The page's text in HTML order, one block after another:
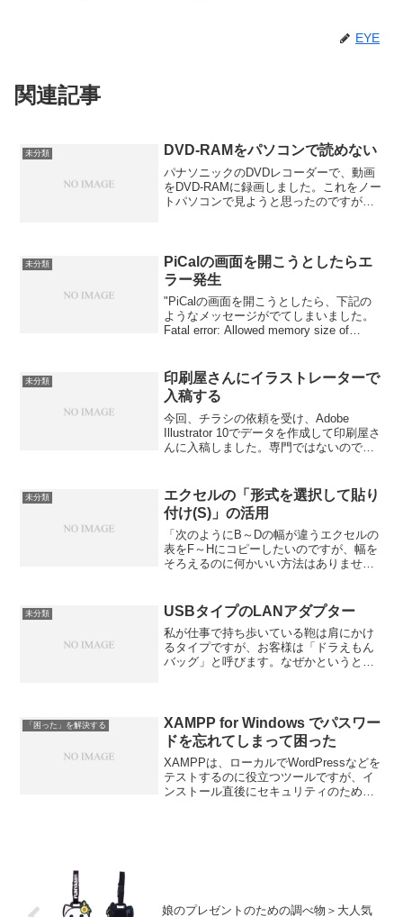
EYE
関連記事
未分類 DVD-RAMをパソコンで読めない
パナソニックのDVDレコーダーで、動画
をDVD-RAMに録画しました。これをノー
トパソコンで見ようと思ったのですが、
RAMの読...
未分類
PiCalの画面を開こうとしたらエ
ラー発生
"PiCalの画面を開こうとしたら、下記の
ようなメッセージがでてしまいました。
Fatal error: Allowed memory size of
未分類
印刷屋さんにイラストレーターで
入稿する
今回、チラシの依頼を受け、Adobe
Illustrator 10でデータを作成して印刷屋さ
んに入稿しました。専門ではないので必
参考までにピックアップしておきます。
なお...
未分類
エクセルの「形式を選択して貼り
付け(S)」の活用
「次のようにB～Dの幅が違うエクセルの
表をF～Hにコピーしたいのですが、幅を
そろえるのに何かいい方法はありません
未分類 USBタイプのLANアダプター
私が仕事で持ち歩いている鞄は肩にかけ
るタイプですが、お客様は「ドラえもん
バッグ」と呼びます。なぜかというと、
にある「USBタイプのL...
「困った」を解決する
XAMPP for Windows でパスワー
ドを忘れてしまって困った
XAMPPは、ローカルでWordPressなどを
テストするのに役立つツールですが、イ
ンストール直後にセキュリティのために
娘のプレゼントのための調べ物＞大人気